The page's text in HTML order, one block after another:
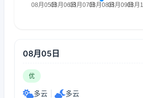
08月05日
优
多云 多云